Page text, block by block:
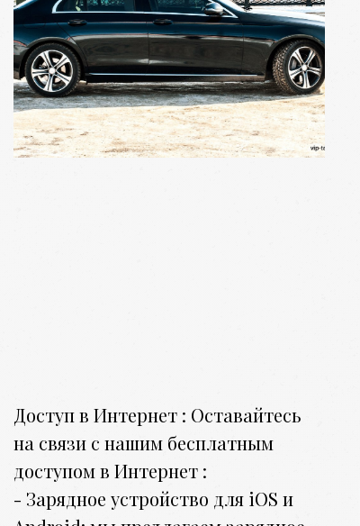
Доступ в Интернет : Оставайтесь
на связи с нашим бесплатным
доступом в Интернет :
- Зарядное устройство для iOS и